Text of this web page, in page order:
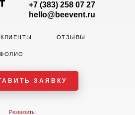
КЛИЕНТЫ ОТЗЫВЫ
+7 (383) 258 07 27
hello@beevent.ru
Реквизиты
ЗАЯВКУ